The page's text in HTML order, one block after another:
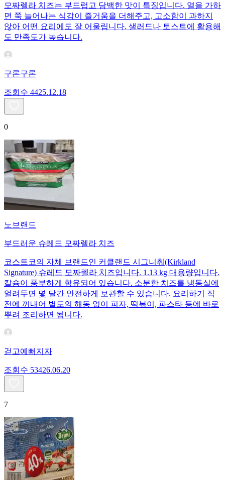
모짜렐라 치즈는 부드럽고 담백한 맛이 특징입니다. 열을 가하
면 쭉 늘어나는 식감이 즐거움을 더해주고, 고소함이 과하지
않아 어떤 요리에도 잘 어울립니다. 샐러드나 토스트에 활용해
도 만족도가 높습니다.
구론구론
조회수 4425.12.18
0
노브랜드
부드러운 슈레드 모짜렐라 치즈
코스트코의 자체 브랜드인 커클랜드 시그니춰(Kirkland
Signature) 슈레드 모짜렐라 치즈입니다. 1.13 kg 대용량입니다.
칼슘이 풍부하게 함유되어 있습니다. 소분한 치즈를 냉동실에
얼려두면 몇 달간 안전하게 보관할 수 있습니다. 요리하기 직
전에 꺼내어 별도의 해동 없이 피자, 떡볶이, 파스타 등에 바로
뿌려 조리하면 됩니다.
걷고예뻐지자
조회수 53426.06.20
7